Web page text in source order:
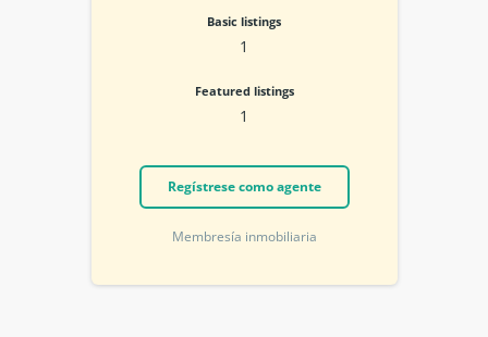
basic listings
1
featured listings
1
Regístrese como agente
Membresía inmobiliaria